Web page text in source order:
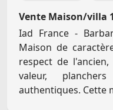
Vente Maison/villa
Iad France -
Maison de
respect de
valeur,
authentiques. Cette